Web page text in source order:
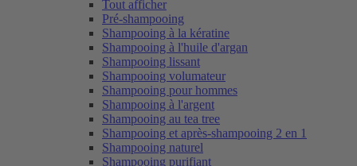
Tout afficher
Pré-shampooing
Shampooing à la kératine
Shampooing à l'huile d'argan
Shampooing lissant
Shampooing volumateur
Shampooing pour hommes
Shampooing à l'argent
Shampooing au tea tree
Shampooing et après-shampooing 2 en 1
Shampooing naturel
Shampooing purifiant